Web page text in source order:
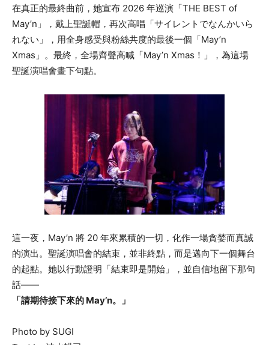
在真正的最終曲前，她宣布 2026 年巡演「THE BEST of
May’n」，戴上聖誕帽，再次高唱「サイレントでなんかいら
れない」，用全身感受與粉絲共度的最後一個「May’n
Xmas」。最終，全場齊聲高喊「May’n Xmas！」，為這場
聖誕演唱會畫下句點。
這一夜，May’n 將 20 年來累積的一切，化作一場貪婪而真誠
的演出。聖誕演唱會的結束，並非終點，而是邁向下一個舞台
的起點。她以行動證明「結束即是開始」，並自信地留下那句
話——
「請期待接下來的 May’n。」
Photo by SUGI